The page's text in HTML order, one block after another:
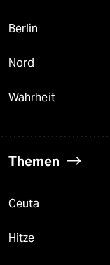
Berlin
Nord
Wahrheit
Themen
Ceuta
Hitze